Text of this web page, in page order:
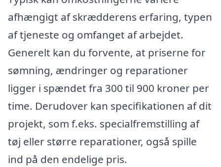
afhængigt af skrædderens erfaring, typen
af tjeneste og omfanget af arbejdet.
Generelt kan du forvente, at priserne for
sømning, ændringer og reparationer
ligger i spændet fra 300 til 900 kroner per
time. Derudover kan specifikationen af dit
projekt, som f.eks. specialfremstilling af
tøj eller større reparationer, også spille
ind på den endelige pris.